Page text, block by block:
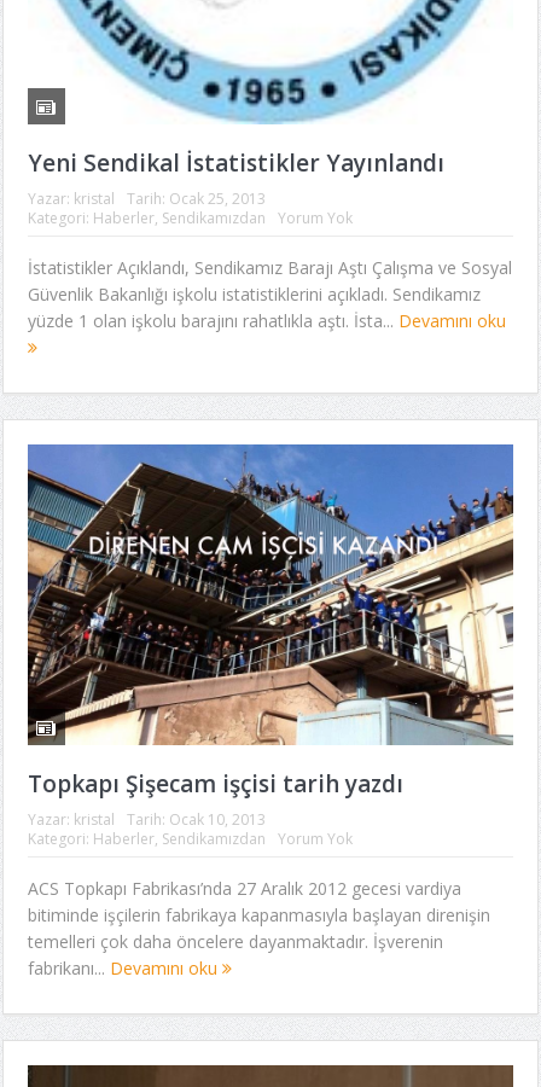
Yeni Sendikal İstatistikler Yayınlandı
Yazar: kristal Tarih: Ocak 25, 2013
Kategori: Haberler, Sendikamızdan Yorum Yok
İstatistikler Açıklandı, Sendikamız Barajı Aştı Çalışma ve Sosyal
Güvenlik Bakanlığı işkolu istatistiklerini açıkladı. Sendikamız
yüzde 1 olan işkolu barajını rahatlıkla aştı. İsta... Devamını oku
Topkapı Şişecam işçisi tarih yazdı
Yazar: kristal Tarih: Ocak 10, 2013
Kategori: Haberler, Sendikamızdan Yorum Yok
ACS Topkapı Fabrikası’nda 27 Aralık 2012 gecesi vardiya
bitiminde işçilerin fabrikaya kapanmasıyla başlayan direnişin
temelleri çok daha öncelere dayanmaktadır. İşverenin
fabrikanı... Devamını oku